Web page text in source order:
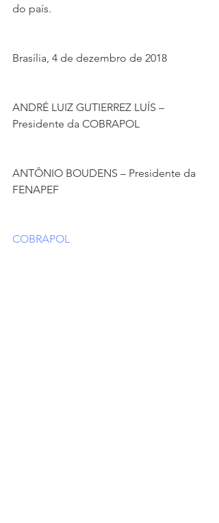
do país.
Brasília, 4 de dezembro de 2018
ANDRÉ LUIZ GUTIERREZ LUÍS –
Presidente da COBRAPOL
ANTÔNIO BOUDENS – Presidente da
FENAPEF
COBRAPOL